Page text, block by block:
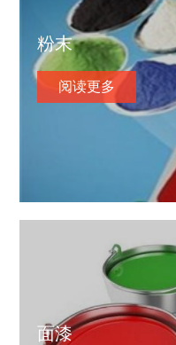
粉末
阅读更多
面漆